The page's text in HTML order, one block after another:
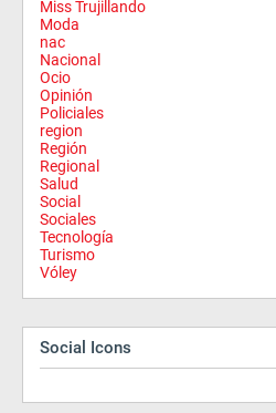
Miss Trujillando
Moda
nac
Nacional
Ocio
Opinión
Policiales
region
Región
Regional
Salud
Social
Sociales
Tecnología
Turismo
Vóley
Social Icons